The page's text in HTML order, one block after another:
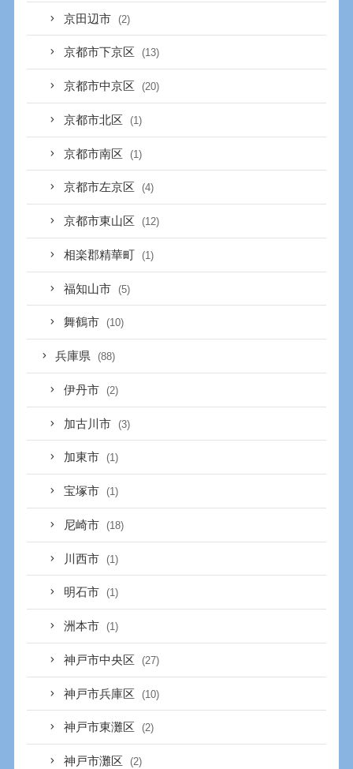
京田辺市 (2)
京都市下京区 (13)
京都市中京区 (20)
京都市北区 (1)
京都市南区 (1)
京都市左京区 (4)
京都市東山区 (12)
相楽郡精華町 (1)
福知山市 (5)
舞鶴市 (10)
兵庫県 (88)
伊丹市 (2)
加古川市 (3)
加東市 (1)
宝塚市 (1)
尼崎市 (18)
川西市 (1)
明石市 (1)
洲本市 (1)
神戸市中央区 (27)
神戸市兵庫区 (10)
神戸市東灘区 (2)
神戸市灘区 (2)